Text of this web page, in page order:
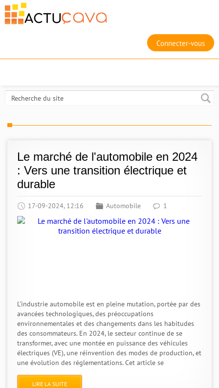
Connecter-vous
Le marché de l'automobile en 2024
: Vers une transition électrique et
durable
17-09-2024, 12:16 Automobile 1
L'industrie automobile est en pleine mutation, portée par des
avancées technologiques, des préoccupations
environnementales et des changements dans les habitudes
des consommateurs. En 2024, le secteur continue de se
transformer, avec une montée en puissance des véhicules
électriques (VE), une réinvention des modes de production, et
une évolution des réglementations. Cet article se
LIRE LA SUITE